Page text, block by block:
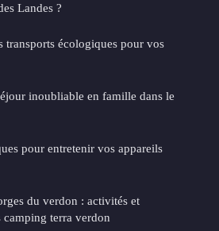
Landes ?
transports écologiques pour vos
inoubliable en famille dans le
pour entretenir vos appareils
du verdon : activités et
camping terra verdon